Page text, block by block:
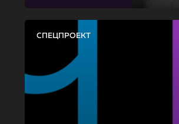
СПЕЦПРОЕКТ